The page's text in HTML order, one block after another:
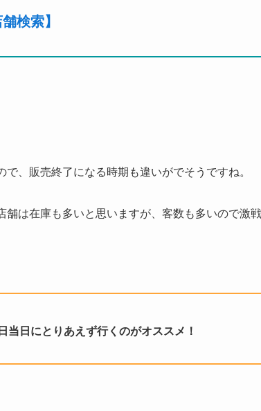
検索】
、販売終了になる時期も違いがでそうですね。
は在庫も多いと思いますが、客数も多いので激戦
当日にとりあえず行くのがオススメ！